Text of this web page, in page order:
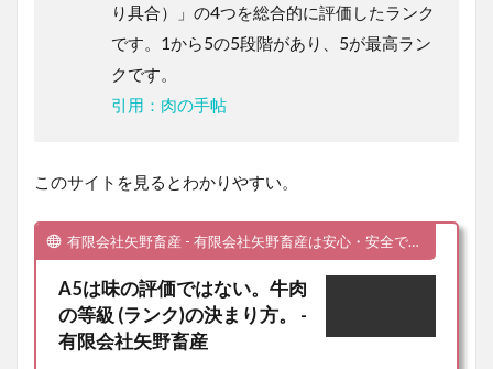
り具合）」の4つを総合的に評価したランク
です。1から5の5段階があり、5が最高ラン
クです。
引用：肉の手帖
このサイトを見るとわかりやすい。
有限会社矢野畜産 - 有限会社矢野畜産は安心・安全で美味しい食材を皆様へお届けいたします。
A5は味の評価ではない。牛肉
の等級 (ランク)の決まり方。 -
有限会社矢野畜産